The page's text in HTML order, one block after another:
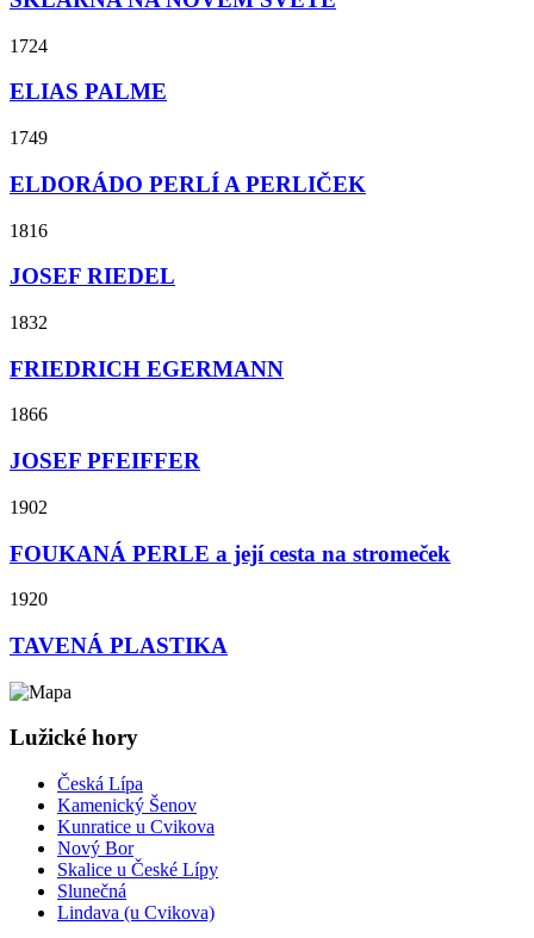
1724
ELIAS PALME
1749
ELDORÁDO PERLÍ A PERLIČEK
1816
JOSEF RIEDEL
1832
FRIEDRICH EGERMANN
1866
JOSEF PFEIFFER
1902
FOUKANÁ PERLE a její cesta na stromeček
1920
TAVENÁ PLASTIKA
Lužické hory
Česká Lípa
Kamenický Šenov
Kunratice u Cvikova
Nový Bor
Skalice u České Lípy
Slunečná
Lindava (u Cvikova)